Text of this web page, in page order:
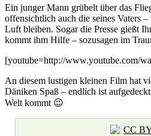
Ein junger Mann grübelt über das
offensichtlich auch die seines Vaters
Luft bleiben. Sogar die Presse gießt
kommt ihm Hilfe – sozusagen im
[youtube=http://www.youtube.com/
An diesem lustigen kleinen Film hat
Däniken Spaß – endlich ist
Welt kommt 😉